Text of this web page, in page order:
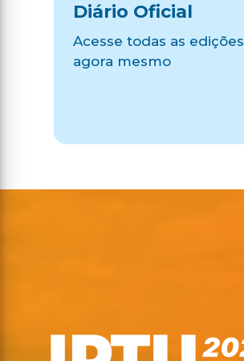
Diário Oficial
Acesse todas as edições
agora mesmo